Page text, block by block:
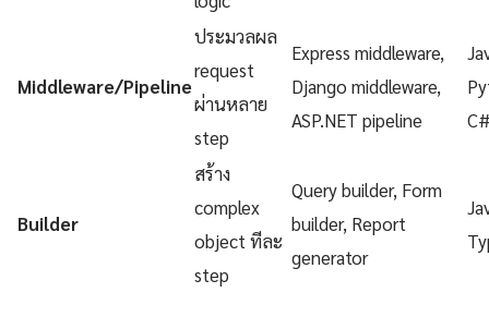
Middleware/Pipeline
ประมวลผล
request
ผ่านหลาย
step
Express middleware,
Django middleware,
ASP.NET pipeline
Builder
สร้าง
complex
object ทีละ
step
Query builder, Form
builder, Report
generator